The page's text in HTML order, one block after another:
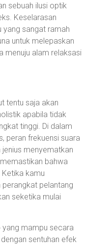
sebuah ilusi optik
Keselarasan
yang sangat ramah
untuk melepaskan
menuju alam relaksasi
tentu saja akan
apabila tidak
tinggi. Di dalam
peran frekuensi suara
menyematkan
bahwa
kamu
pelantang
seketika mulai
yang mampu secara
sentuhan efek